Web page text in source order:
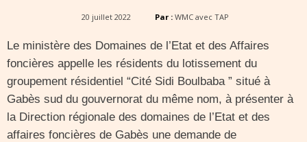
20 juillet 2022 Par : WMC avec TAP
Le ministère des Domaines de l’Etat et des Affaires
foncières appelle les résidents du lotissement du
groupement résidentiel “Cité Sidi Boulbaba ” situé à
Gabès sud du gouvernorat du même nom, à présenter à
la Direction régionale des domaines de l’Etat et des
affaires foncières de Gabès une demande de